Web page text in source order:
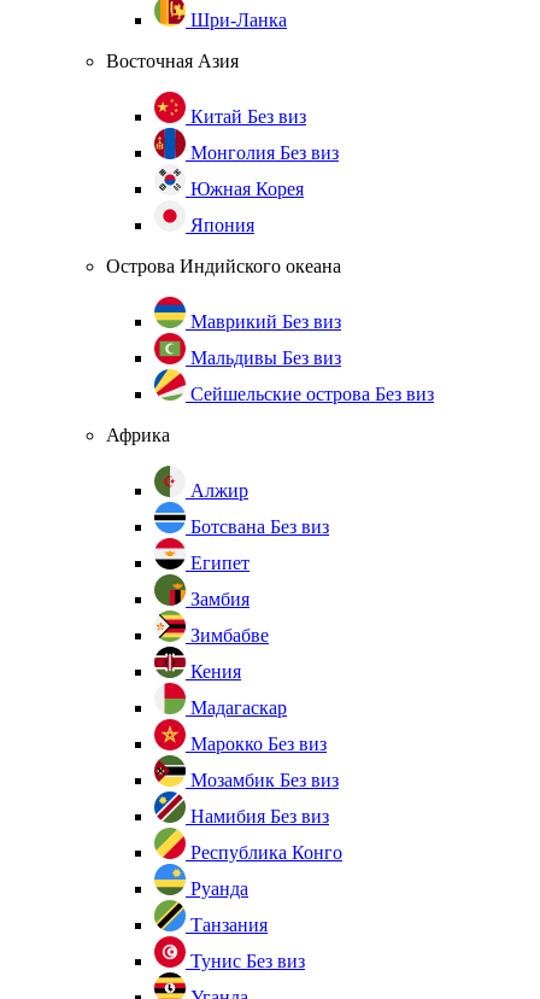
Шри-Ланка
Восточная Азия
Китай Без виз
Монголия Без виз
Южная Корея
Япония
Острова Индийского океана
Маврикий Без виз
Мальдивы Без виз
Сейшельские острова Без виз
Африка
Алжир
Ботсвана Без виз
Египет
Замбия
Зимбабве
Кения
Мадагаскар
Марокко Без виз
Мозамбик Без виз
Намибия Без виз
Республика Конго
Руанда
Танзания
Тунис Без виз